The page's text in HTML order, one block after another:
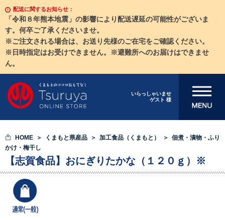
配送に関するお知らせ：
「令和８年熊本地震」の影響により配送遅延の可能性がございま
す。何卒ご了承くださいませ。
※ご注文される場合は、お送り先様のご在宅をご確認ください。
※日時指定はお受けできません。※避難所へのお届けはできませ
ん。
いらっしゃいませ
ゲスト 様
メニューを開
HOME くまもと県産品 加工食品（くまもと）
佃煮・漬物・ふり
かけ・梅干し
【志賀食品】おにぎりたかな（１２０ｇ）※